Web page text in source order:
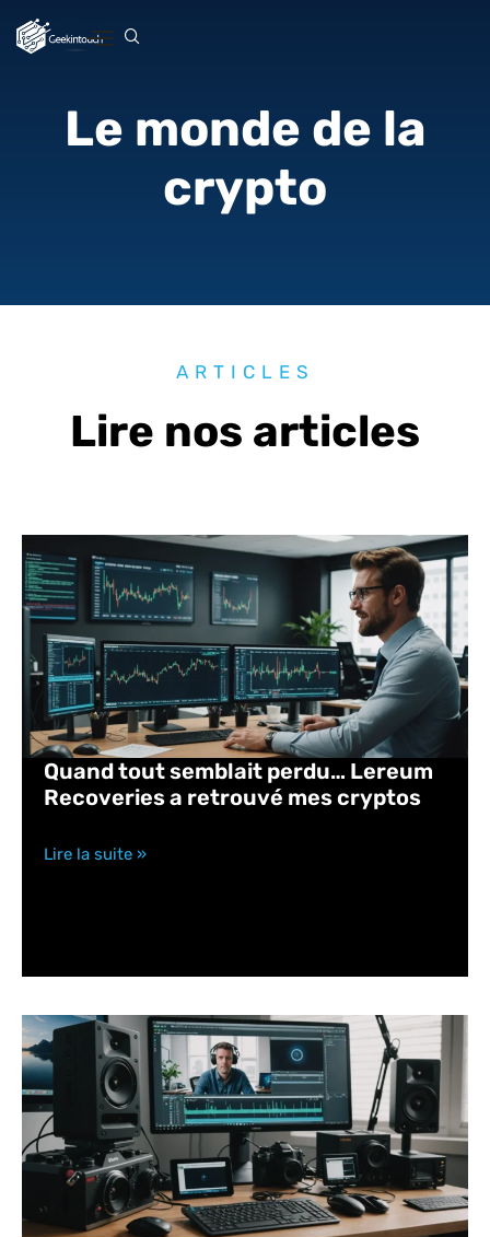
Le monde de la
crypto
ARTICLES
Lire nos articles
Quand tout semblait perdu… Lereum
Recoveries a retrouvé mes cryptos
Lire la suite »